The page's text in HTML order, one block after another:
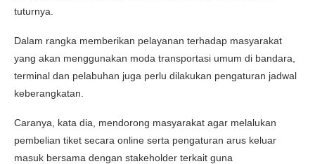
tuturnya.
Dalam rangka memberikan pelayanan terhadap masyarakat
yang akan menggunakan moda transportasi umum di bandara,
terminal dan pelabuhan juga perlu dilakukan pengaturan jadwal
keberangkatan.
Caranya, kata dia, mendorong masyarakat agar melalukan
pembelian tiket secara online serta pengaturan arus keluar
masuk bersama dengan stakeholder terkait guna